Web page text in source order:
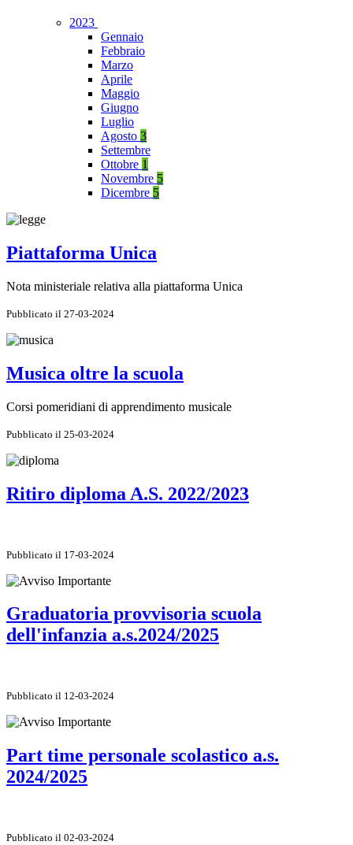
2023
Gennaio
Febbraio
Marzo
Aprile
Maggio
Giugno
Luglio
Agosto 3
Settembre
Ottobre 1
Novembre 5
Dicembre 5
Piattaforma Unica
Nota ministeriale relativa alla piattaforma Unica
Pubblicato il 27-03-2024
Musica oltre la scuola
Corsi pomeridiani di apprendimento musicale
Pubblicato il 25-03-2024
Ritiro diploma A.S. 2022/2023
Pubblicato il 17-03-2024
Graduatoria provvisoria scuola
dell'infanzia a.s.2024/2025
Pubblicato il 12-03-2024
Part time personale scolastico a.s.
2024/2025
Pubblicato il 02-03-2024